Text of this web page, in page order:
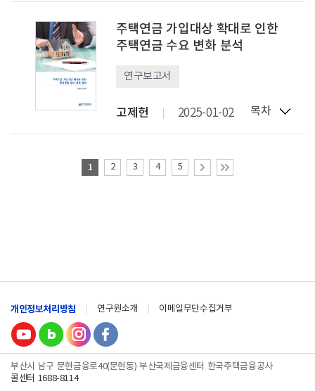
주택연금 가입대상 확대로 인한
주택연금 수요 변화 분석
연구보고서
고제헌 2025-01-02 목차
1 2 3 4 5
개인정보처리방침 연구원소개 이메일무단수집거부
부산시 남구 문현금융로40(문현동) 부산국제금융센터 한국주택금융공사
콜센터 1688-8114